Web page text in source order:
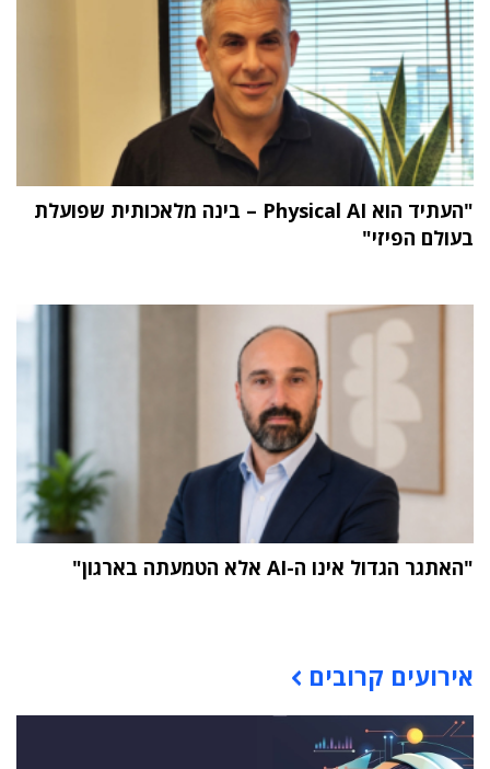
"העתיד הוא Physical AI – בינה מלאכותית שפועלת
בעולם הפיזי"
"האתגר הגדול אינו ה-AI אלא הטמעתה בארגון"
אירועים קרובים